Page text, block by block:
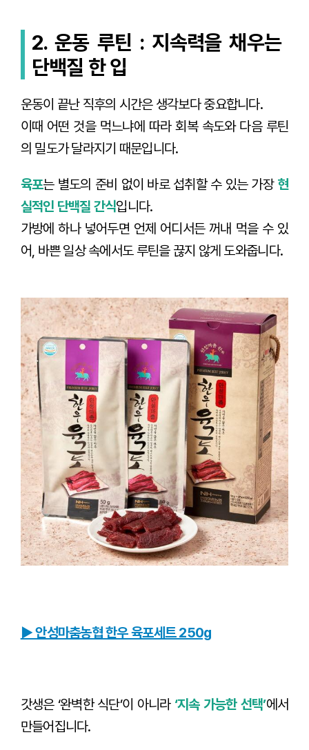
2. 운동 루틴 : 지속력을 채우는
단백질 한 입
운동이 끝난 직후의 시간은 생각보다 중요합니다.
이때 어떤 것을 먹느냐에 따라 회복 속도와 다음 루틴
의 밀도가 달라지기 때문입니다.
육포는 별도의 준비 없이 바로 섭취할 수 있는 가장 현
실적인 단백질 간식입니다.
가방에 하나 넣어두면 언제 어디서든 꺼내 먹을 수 있
어, 바쁜 일상 속에서도 루틴을 끊지 않게 도와줍니다.
▶ 안성마춤농협 한우 육포세트 250g
갓생은 ‘완벽한 식단’이 아니라‘지속 가능한 선택’에서
만들어집니다.